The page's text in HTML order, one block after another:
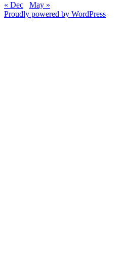
« Dec
May »
Proudly powered by WordPress